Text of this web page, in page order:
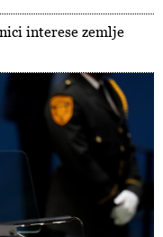
interese zemlje